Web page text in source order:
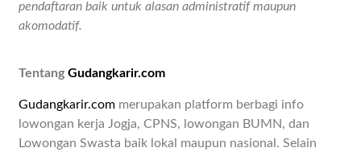
pendaftaran baik untuk alasan administratif maupun
akomodatif.
TentangGudangkarir.com
Gudangkarir.com merupakan platform berbagi info
lowongan kerja Jogja, CPNS, lowongan BUMN, dan
Lowongan Swasta baik lokal maupun nasional. Selain